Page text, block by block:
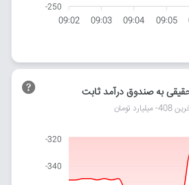
-250
09:02 09:03 09:04 09:05
به صندوق درآمد ثابت
میلیارد تومان
-320
-340